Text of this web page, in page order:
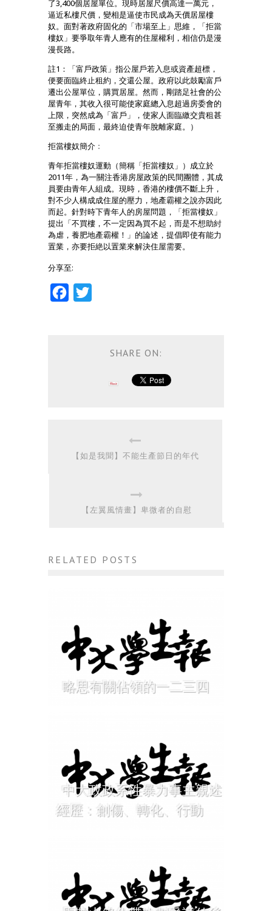
了3,400個居屋單位。現時居屋尺價高達一萬元，
逼近私樓尺價，變相是逼使市民成為天價居屋樓
奴。面對著政府固化的「市場至上」思維，「拒當
樓奴」要爭取年青人應有的住屋權利，相信仍是漫
漫長路。
註1：「富戶政策」指公屋戶若入息或資產超標，
便要面臨終止租約，交還公屋。政府以此鼓勵富戶
遷出公屋單位，購買居屋。然而，剛踏足社會的公
屋青年，其收入很可能使家庭總入息超過房委會的
上限，突然成為「富戶」，使家人面臨繳交貴租甚
至搬走的局面，最終迫使青年脫離家庭。）
拒當樓奴簡介﹕
青年拒當樓奴運動（簡稱「拒當樓奴」）成立於
2011年，為一關注香港房屋政策的民間團體，其成
員要由青年人組成。現時，香港的樓價不斷上升，
對不少人構成成住屋的壓力，地產霸權之說亦因此
而起。針對時下青年人的房屋問題，「拒當樓奴」
提出「不買樓，不一定因為買不起，而是不想助紂
為虐，養肥地產霸權！」的論述，提倡即使有能力
置業，亦要拒絶以置業來解決住屋需要。
分享至:
Facebook
SHARE ON:
【如是我聞】不能生產節日的年代
【左翼風情畫】卑微者的自慰
RELATED POSTS
略思有關佔領的一二三四
中大政政系性暴力事主親述
經歷：創傷、轉化、行動